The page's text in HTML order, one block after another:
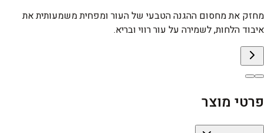
מחזק את מחסום ההגנה הטבעי של העור ומפחית משמעותית את
איבוד הלחות, לשמירה על עור רווי ובריא.
פרטי מוצר